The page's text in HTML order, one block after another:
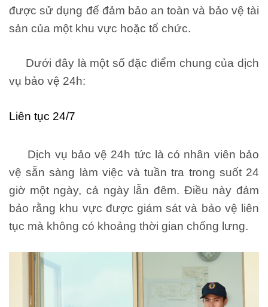
được sử dụng để đảm bảo an toàn và bảo vệ tài
sản của một khu vực hoặc tổ chức.
Dưới đây là một số đặc điểm chung của dịch
vụ bảo vệ 24h:
Liên tục 24/7
Dịch vụ bảo vệ 24h tức là có nhân viên bảo
vệ sẵn sàng làm việc và tuần tra trong suốt 24
giờ một ngày, cả ngày lẫn đêm. Điều này đảm
bảo rằng khu vực được giám sát và bảo vệ liên
tục mà không có khoảng thời gian chống lưng.